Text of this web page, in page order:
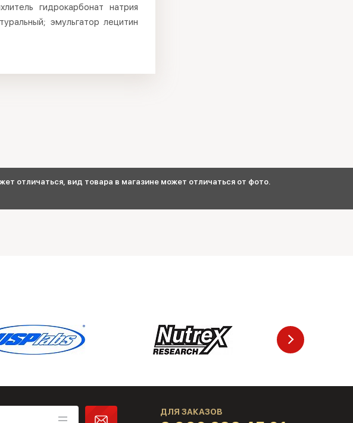
гидрокарбонат натрия
эмульгатор лецитин
отличаться, вид товара в магазине может отличаться от фото.
ДЛЯ ЗАКАЗОВ